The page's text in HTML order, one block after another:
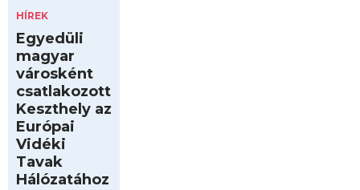
HÍREK
Egyedüli
magyar
városként
csatlakozott
Keszthely az
Európai
Vidéki
Tavak
Hálózatához